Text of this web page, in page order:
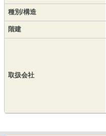
種別/構造
階建
取扱会社